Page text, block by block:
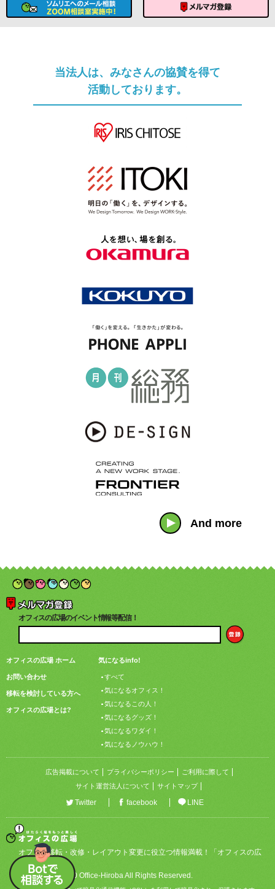
当法人は、みなさんの協賛を得て
活動しております。
And more
オフィスの広場のイベント情報等配信！
オフィスの広場 ホーム
お問い合わせ
移転を検討している方へ
オフィスの広場とは?
気になるinfo!
すべて
気になるオフィス！
気になるこの人！
気になるグッズ！
気になるワダイ！
気になるノウハウ！
広告掲載について プライバシーポリシー
ご利用に際して
サイト運営法人について
サイトマップ
Twitter facebook LINE
オフィス移転・改修・レイアウト変更に役立つ情報満載！「オフィスの広
場」
Copyright © 2020 Office-Hiroba All Rights Reserved.